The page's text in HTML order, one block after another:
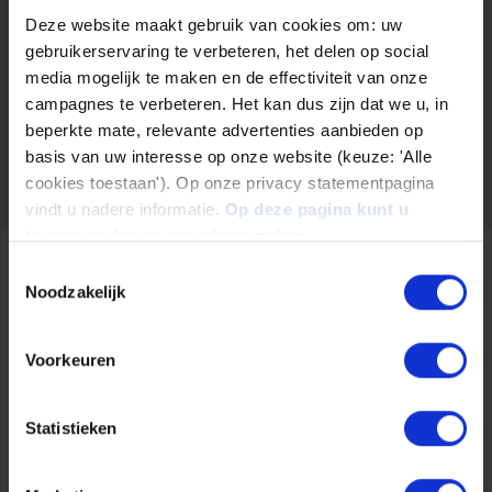
Deze website maakt gebruik van cookies om: uw
gebruikerservaring te verbeteren, het delen op social
media mogelijk te maken en de effectiviteit van onze
campagnes te verbeteren. Het kan dus zijn dat we u, in
beperkte mate, relevante advertenties aanbieden op
basis van uw interesse op onze website (keuze: 'Alle
cookies toestaan'). Op onze privacy statementpagina
vindt u nadere informatie. Op deze pagina kunt u
Noodzakelijk
Voorkeuren
Statistieken
Weitere Säulen der Nachhaltigkeit
entdecken